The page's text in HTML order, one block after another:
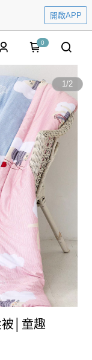
開啟APP
0
1/2
│童趣